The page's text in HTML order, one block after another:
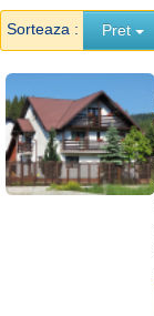
Sorteaza : Pret